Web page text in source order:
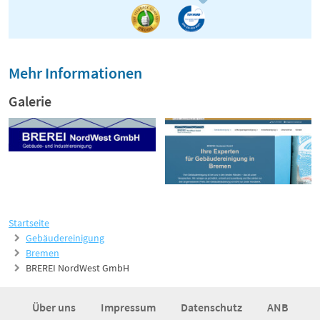
Startseite
Gebäudereinigung
Bremen
BREREI NordWest GmbH
Mehr Informationen
Galerie
Über uns Impressum Datenschutz ANB